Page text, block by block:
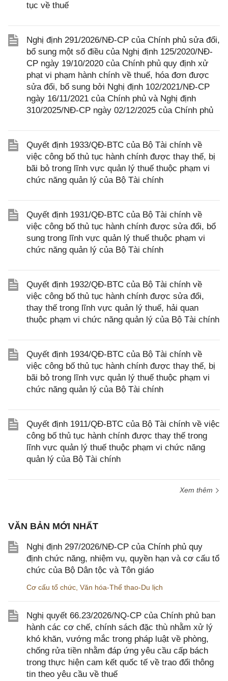
tục về thuế
Nghị định 291/2026/NĐ-CP của Chính phủ sửa đổi,
bổ sung một số điều của Nghị định 125/2020/NĐ-
CP ngày 19/10/2020 của Chính phủ quy định xử
phạt vi phạm hành chính về thuế, hóa đơn được
sửa đổi, bổ sung bởi Nghị định 102/2021/NĐ-CP
ngày 16/11/2021 của Chính phủ và Nghị định
310/2025/NĐ-CP ngày 02/12/2025 của Chính phủ
Quyết định 1933/QĐ-BTC của Bộ Tài chính về
việc công bố thủ tục hành chính được thay thế, bị
bãi bỏ trong lĩnh vực quản lý thuế thuộc phạm vi
chức năng quản lý của Bộ Tài chính
Quyết định 1931/QĐ-BTC của Bộ Tài chính về
việc công bố thủ tục hành chính được sửa đổi, bổ
sung trong lĩnh vực quản lý thuế thuộc phạm vi
chức năng quản lý của Bộ Tài chính
Quyết định 1932/QĐ-BTC của Bộ Tài chính về
việc công bố thủ tục hành chính được sửa đổi,
thay thế trong lĩnh vực quản lý thuế, hải quan
thuộc phạm vi chức năng quản lý của Bộ Tài chính
Quyết định 1934/QĐ-BTC của Bộ Tài chính về
việc công bố thủ tục hành chính được thay thế, bị
bãi bỏ trong lĩnh vực quản lý thuế thuộc phạm vi
chức năng quản lý của Bộ Tài chính
Quyết định 1911/QĐ-BTC của Bộ Tài chính về việc
công bố thủ tục hành chính được thay thế trong
lĩnh vực quản lý thuế thuộc phạm vi chức năng
quản lý của Bộ Tài chính
Xem thêm
VĂN BẢN MỚI NHẤT
Nghị định 297/2026/NĐ-CP của Chính phủ quy
định chức năng, nhiệm vụ, quyền hạn và cơ cấu tổ
chức của Bộ Dân tộc và Tôn giáo
Cơ cấu tổ chức Văn hóa-Thể thao-Du lịch
Nghị quyết 66.23/2026/NQ-CP của Chính phủ ban
hành các cơ chế, chính sách đặc thù nhằm xử lý
khó khăn, vướng mắc trong pháp luật về phòng,
chống rửa tiền nhằm đáp ứng yêu cầu cấp bách
trong thực hiện cam kết quốc tế về trao đổi thông
tin theo yêu cầu về thuế